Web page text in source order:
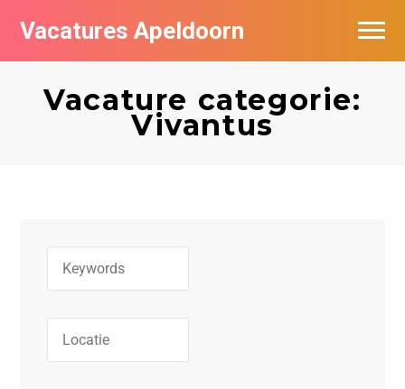
Vacatures Apeldoorn
Vacature categorie:
Vivantus
Vacatures per bedrijf
De populairste vacatures in Apeldoorn